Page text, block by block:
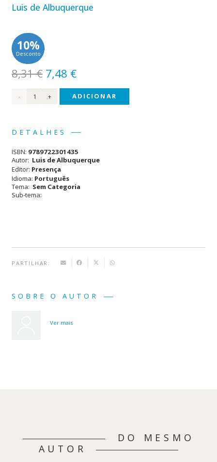
Luis de Albuquerque
10%
Desconto
8,31€ O
preço
original
8,31 €.
7,48 €O
preço
atual
Quantidade
Portugal
ADICIONAR
DETALHES
ISBN: 9789722301435
Autor: Luis de Albuquerque
Editor: Presença
Idioma: Português
Tema: Sem Categoria
Sub-tema:
PARTILHAR:
SOBRE O AUTOR
Ver mais
DO MESMO
AUTOR